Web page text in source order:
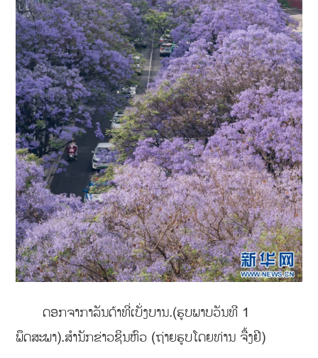
ດອກຈາກາລັນດ້າທີ່ເບັ່ງບານ.(ຮູບພາບວັນທີ 1
ພຶດສະພາ).ສຳນັກຂ່າວຊິນຫົວ (ຖ່າຍຮູບໂດຍທ່ານ ຈື້ງຢີ)